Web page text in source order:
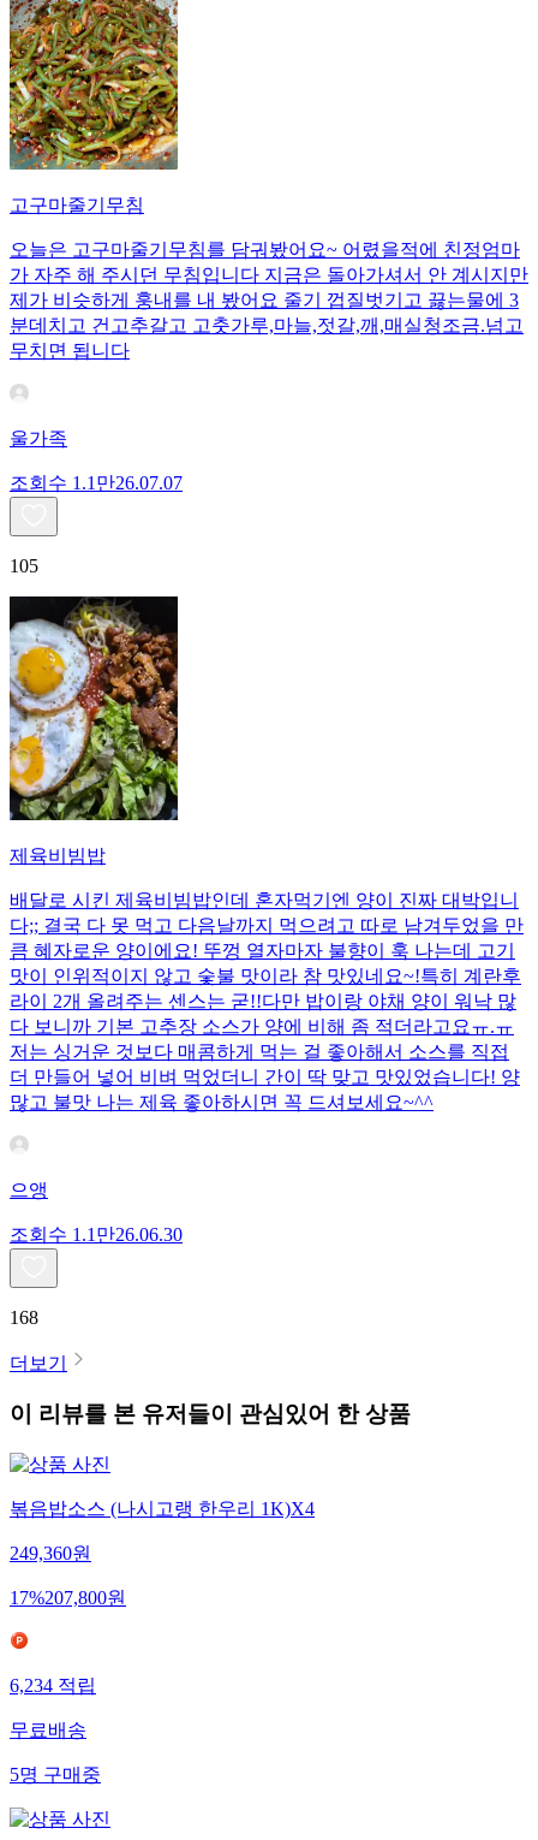
고구마줄기무침
오늘은 고구마줄기무침를 담궈봤어요~ 어렸을적에 친정엄마
가 자주 해 주시던 무침입니다 지금은 돌아가셔서 안 계시지만
제가 비슷하게 훙내를 내 봤어요 줄기 껍질벗기고 끓는물에 3
분데치고 건고추갈고 고춧가루,마늘,젓갈,깨,매실청조금.넘고
무치면 됩니다
울가족
조회수 1.1만26.07.07
105
제육비빔밥
배달로 시킨 제육비빔밥인데 혼자먹기엔 양이 진짜 대박입니
다;; 결국 다 못 먹고 다음날까지 먹으려고 따로 남겨두었을 만
큼 혜자로운 양이에요! 뚜껑 열자마자 불향이 훅 나는데 고기
맛이 인위적이지 않고 숯불 맛이라 참 맛있네요~!특히 계란후
라이 2개 올려주는 센스는 굳!! ​다만 밥이랑 야채 양이 워낙 많
다 보니까 기본 고추장 소스가 양에 비해 좀 적더라고요ㅠ.ㅠ
저는 싱거운 것보다 매콤하게 먹는 걸 좋아해서 소스를 직접
더 만들어 넣어 비벼 먹었더니 간이 딱 맞고 맛있었습니다! 양
많고 불맛 나는 제육 좋아하시면 꼭 드셔보세요~^^
으앵
조회수 1.1만26.06.30
168
더보기
이 리뷰를 본 유저들이 관심있어 한 상품
볶음밥소스 (나시고랭 한우리 1K)X4
249,360원
17%207,800원
6,234 적립
무료배송
5명 구매중